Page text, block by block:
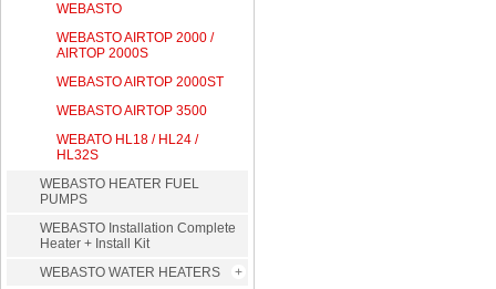
WEBASTO
WEBASTO AIRTOP 2000 /
AIRTOP 2000S
WEBASTO AIRTOP 2000ST
WEBASTO AIRTOP 3500
WEBATO HL18 / HL24 /
HL32S
WEBASTO HEATER FUEL
PUMPS
WEBASTO Installation Complete
Heater + Install Kit
WEBASTO WATER HEATERS